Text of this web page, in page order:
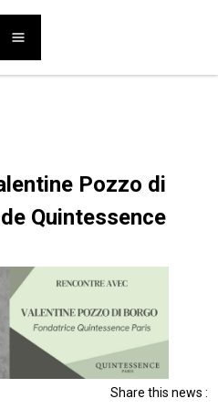
Pozzo di
Quintessence
Share this news :